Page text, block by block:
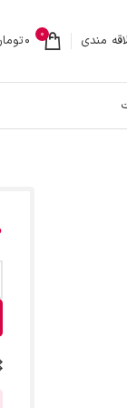
مندی 0
0